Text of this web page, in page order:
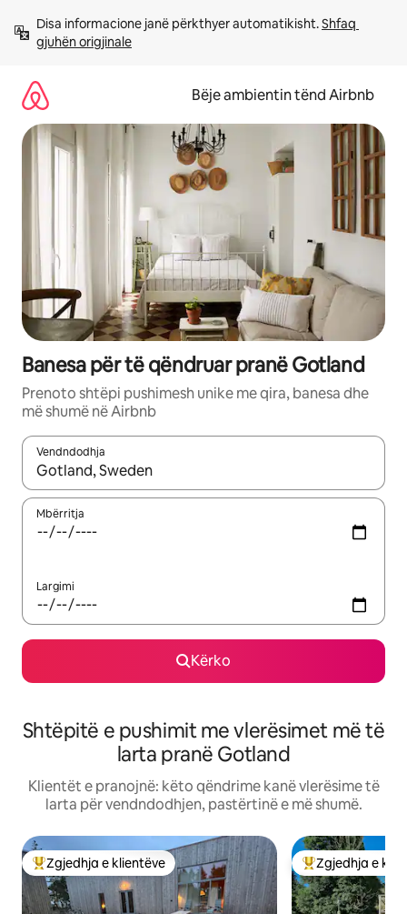
përmbajtja
Disa informacione janë përkthyer automatikisht. Shfaq
gjuhën origjinale
Bëje ambientin tënd Airbnb
Banesa për të qëndruar pranë Gotland
Prenoto shtëpi pushimesh unike me qira, banesa dhe
më shumë në Airbnb
Vendndodhja
Kur rezultatet të jenë të disponueshme, lëviz me butonat e
Mbërritja
Largimi
Kërko
Shtëpitë e pushimit me vlerësimet më të
larta pranë Gotland
Klientët e pranojnë: këto qëndrime kanë vlerësime të
larta për vendndodhjen, pastërtinë e më shumë.
Më të mirat e zgjedhjeve të klientëve
Zgjedhja e klientëve Më të mirat e
Zgjedhja e